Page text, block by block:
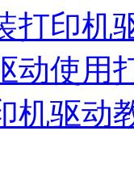
打印机
动使用
机驱动